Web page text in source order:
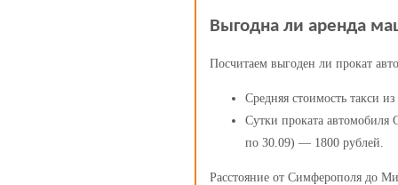
Выгодна ли аренда
Посчитаем выгоден ли прокат
Средняя стоимость такси
Сутки проката
по 30.09) — 1800 рублей.
Расстояние от Симферополя до